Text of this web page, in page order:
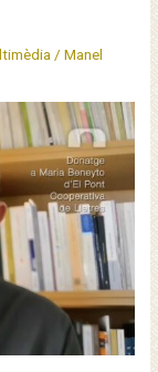
/Manel